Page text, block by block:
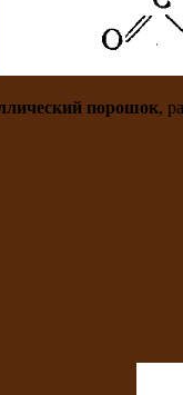
порошок,